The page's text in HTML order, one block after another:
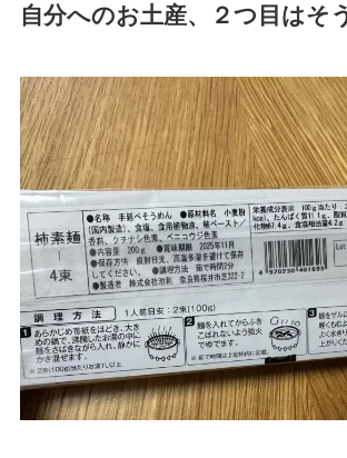
自分へのお土産、２つ目はそ